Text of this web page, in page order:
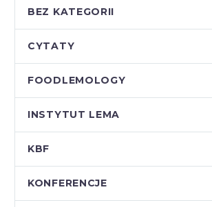
BEZ KATEGORII
CYTATY
FOODLEMOLOGY
INSTYTUT LEMA
KBF
KONFERENCJE